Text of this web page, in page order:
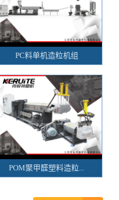
PC料单机造粒机组
POM聚甲醛塑料造粒...